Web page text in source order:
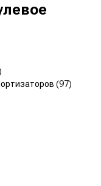
(97)